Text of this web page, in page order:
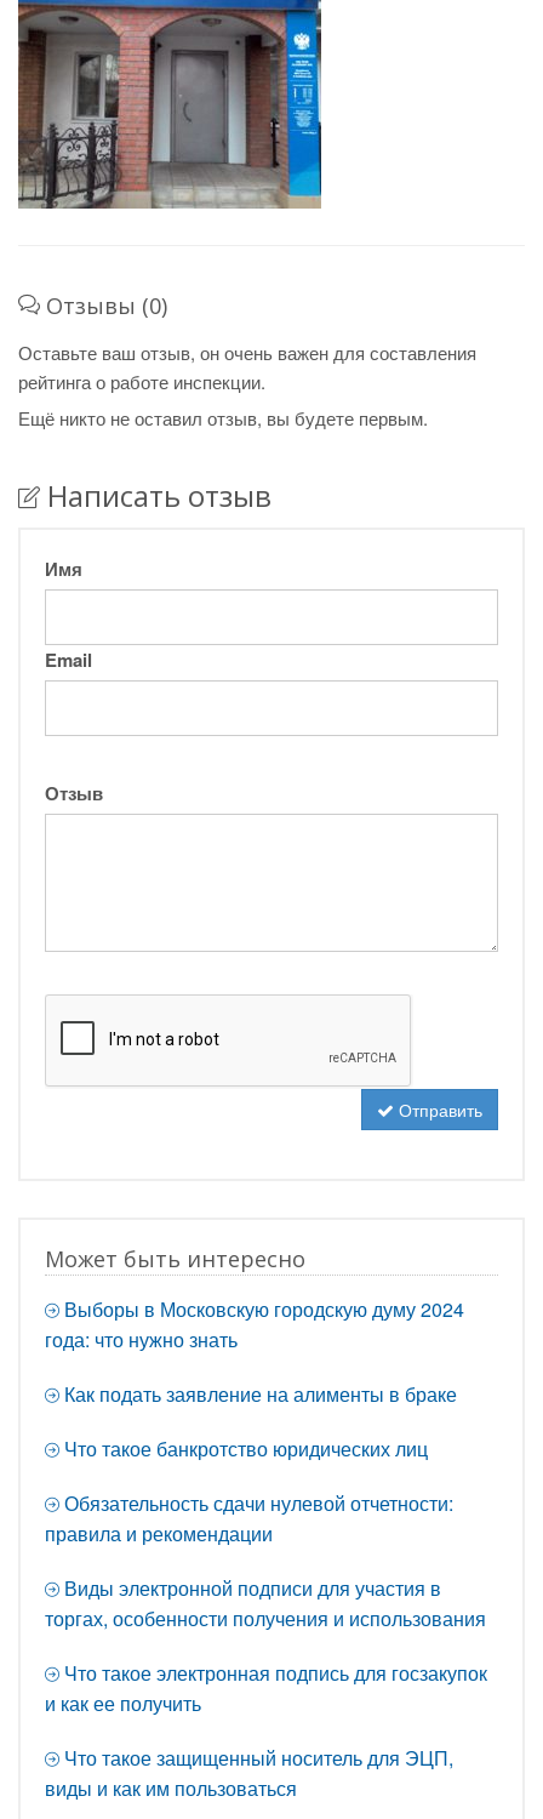
Отзывы (0)
Оставьте ваш отзыв, он очень важен для составления
рейтинга о работе инспекции.
Ещё никто не оставил отзыв, вы будете первым.
Написать отзыв
Имя
Email
Отзыв
Отправить
Может быть интересно
Выборы в Московскую городскую думу 2024
года: что нужно знать
Как подать заявление на алименты в браке
Что такое банкротство юридических лиц
Обязательность сдачи нулевой отчетности:
правила и рекомендации
Виды электронной подписи для участия в
торгах, особенности получения и использования
Что такое электронная подпись для госзакупок
и как ее получить
Что такое защищенный носитель для ЭЦП,
виды и как им пользоваться